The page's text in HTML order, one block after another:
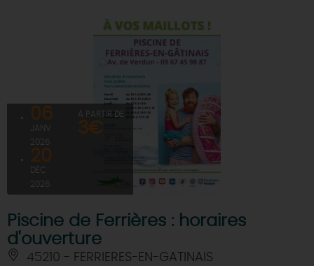
06
JANV
2026
20
DÉC
2026
À PARTIR DE
3€
Piscine de Ferrières : horaires
d'ouverture
45210 - FERRIERES-EN-GATINAIS